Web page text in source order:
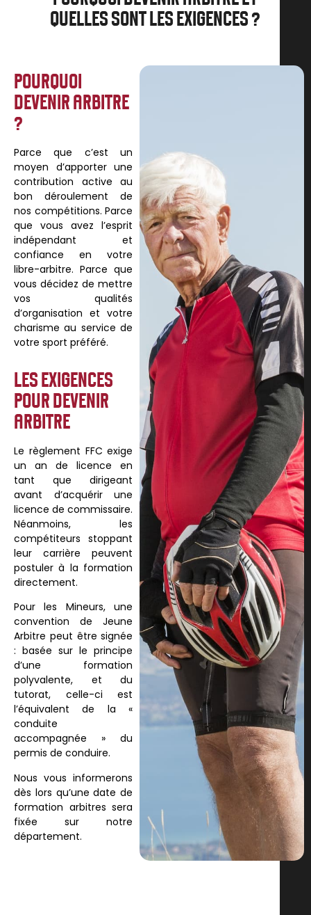
QUELLES SONT LES EXIGENCES ?
POURQUOI
DEVENIR ARBITRE
?
Parce que c’est un
moyen d’apporter une
contribution active au
bon déroulement de
nos compétitions. Parce
que vous avez l’esprit
indépendant et
confiance en votre
libre-arbitre. Parce que
vous décidez de mettre
vos qualités
d’organisation et votre
charisme au service de
votre sport préféré.
LES EXIGENCES
POUR DEVENIR
ARBITRE
Le règlement FFC exige
un an de licence en
tant que dirigeant
avant d’acquérir une
licence de commissaire.
Néanmoins, les
compétiteurs stoppant
leur carrière peuvent
postuler à la formation
directement.
Pour les Mineurs, une
convention de Jeune
Arbitre peut être signée
: basée sur le principe
d’une formation
polyvalente, et du
tutorat, celle-ci est
l’équivalent de la «
conduite
accompagnée » du
permis de conduire.
Nous vous informerons
dès lors qu’une date de
formation arbitres sera
fixée sur notre
département.